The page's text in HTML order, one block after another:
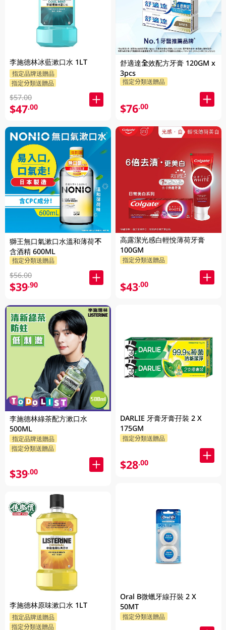
李施德林冰藍漱口水 1LT
指定品牌送贈品
指定分類送贈品
$57.00
$47.00
獅王無口氣漱口水溫和薄荷不
含酒精 600ML
指定分類送贈品
$56.00
$39.90
李施德林綠茶配方漱口水
500ML
指定品牌送贈品
指定分類送贈品
$39.00
李施德林原味漱口水 1LT
指定品牌送贈品
指定分類送贈品
舒適達全效配方牙膏 120GM x
3pcs
指定分類送贈品
$76.00
高露潔光感白輕悅薄荷牙膏
100GM
指定分類送贈品
$43.00
DARLIE 牙膏牙膏孖裝 2 X
175GM
指定分類送贈品
$28.00
Oral B微蠟牙線孖裝 2 X
50MT
指定分類送贈品